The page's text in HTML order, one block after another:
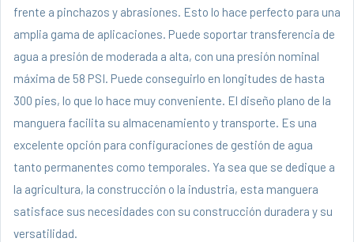
frente a pinchazos y abrasiones. Esto lo hace perfecto para una
amplia gama de aplicaciones. Puede soportar transferencia de
agua a presión de moderada a alta, con una presión nominal
máxima de 58 PSI. Puede conseguirlo en longitudes de hasta
300 pies, lo que lo hace muy conveniente. El diseño plano de la
manguera facilita su almacenamiento y transporte. Es una
excelente opción para configuraciones de gestión de agua
tanto permanentes como temporales. Ya sea que se dedique a
la agricultura, la construcción o la industria, esta manguera
satisface sus necesidades con su construcción duradera y su
versatilidad.